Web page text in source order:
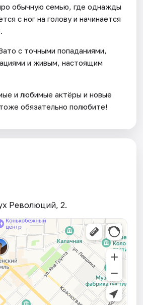
обычную семью, где однажды
с ног на голову и начинается
с точными попаданиями,
и живым, настоящим
и любимые актёры и новые
обязательно полюбите!
Революций, 2.